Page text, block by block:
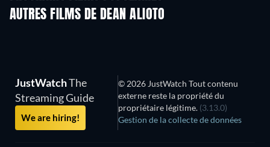
AUTRES FILMS DE DEAN ALIOTO
JustWatchThe
Streaming Guide
We are hiring!
© 2026 JustWatch Tout contenu
externe reste la propriété du
propriétaire légitime. (3.13.0)
Gestion de la collecte de données